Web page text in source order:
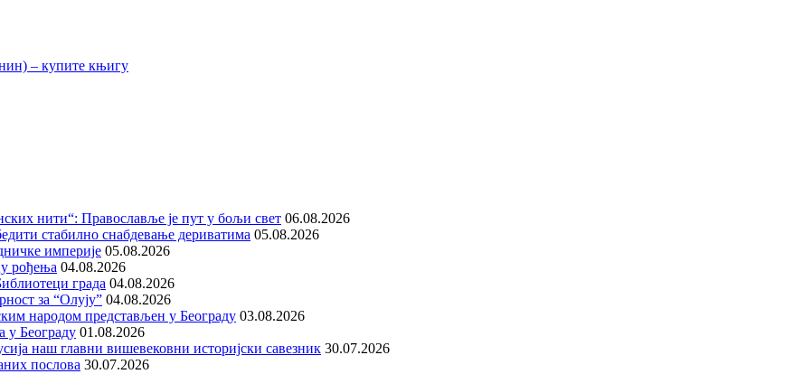
нити“: Православље је пут у бољи свет 06.08.2026
стабилно снабдевање дериватима 05.08.2026
империје 05.08.2026
рођења 04.08.2026
града 04.08.2026
за “Олују” 04.08.2026
народом представљен у Београду 03.08.2026
у Београду 01.08.2026
наш главни вишевековни историјски савезник 30.07.2026
послова 30.07.2026